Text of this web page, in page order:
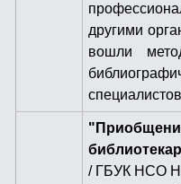
другими
вошли
/ ГБУК НСО